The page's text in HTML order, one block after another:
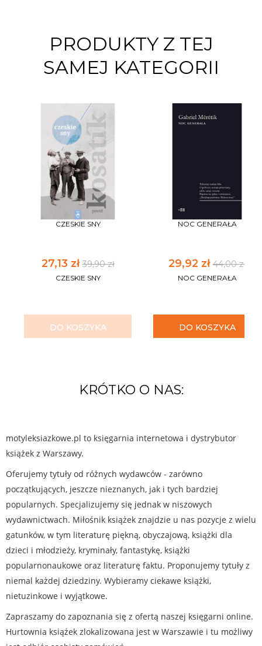
PRODUKTY Z TEJ
SAMEJ KATEGORII
CZESKIE SNY
27,13 zł39,90 zł
CZESKIE SNY
DO KOSZYKA
NOC GENERAŁA
29,92 zł44,00 zł
NOC GENERAŁA
DO KOSZYKA
KRÓTKO O NAS:
motyleksiazkowe.pl to księgarnia internetowa i dystrybutor
książek z Warszawy.
Oferujemy tytuły od różnych wydawców - zarówno
początkujących, jeszcze nieznanych, jak i tych bardziej
popularnych. Specjalizujemy się jednak w niszowych
wydawnictwach. Miłośnik książek znajdzie u nas pozycje z wielu
gatunków, w tym literaturę piękną, obyczajową, książki dla
dzieci i młodzieży, kryminały, fantastykę, książki
popularnonaukowe oraz literaturę faktu. Proponujemy tytuły z
niemal każdej dziedziny. Wybieramy ciekawe książki,
nietuzinkowe i wyjątkowe.
Zapraszamy do zapoznania się z ofertą naszej księgarni online.
Hurtownia książek zlokalizowana jest w Warszawie i tu możliwy